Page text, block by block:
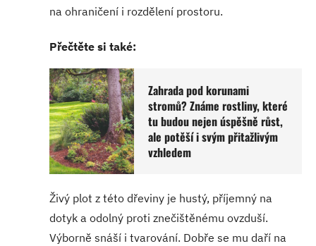
na ohraničení i rozdělení prostoru.
Přečtěte si také:
Zahrada pod korunami
stromů? Známe rostliny, které
tu budou nejen úspěšně růst,
ale potěší i svým přitažlivým
vzhledem
Živý plot z této dřeviny je hustý, příjemný na
dotyk a odolný proti znečištěnému ovzduší.
Výborně snáší i tvarování. Dobře se mu daří na